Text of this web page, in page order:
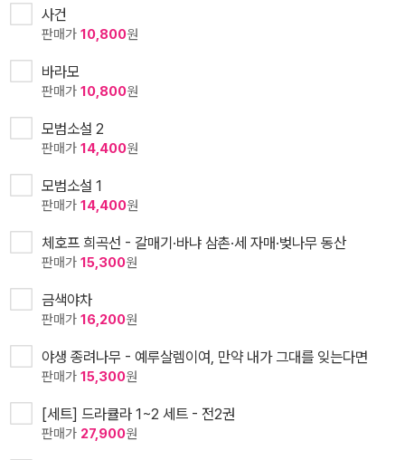
사건
판매가 10,800원
바라모
판매가 10,800원
모범소설 2
판매가 14,400원
모범소설 1
판매가 14,400원
체호프 희곡선 - 갈매기·바냐 삼촌·세 자매·벚나무 동산
판매가 15,300원
금색야차
판매가 16,200원
야생 종려나무 - 예루살렘이여, 만약 내가 그대를 잊는다면
판매가 15,300원
[세트] 드라큘라 1~2 세트 - 전2권
판매가 27,900원